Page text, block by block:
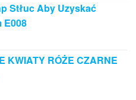
Stłuc Aby Uzyskać
E008
KWIATY RÓŻE CZARNE